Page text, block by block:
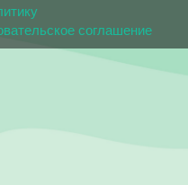
соглашение